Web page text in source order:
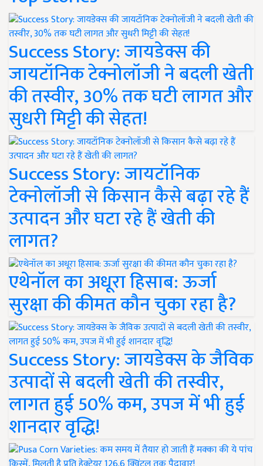
Success Story: जायडेक्स की
जायटॉनिक टेक्नोलॉजी ने बदली खेती
की तस्वीर, 30% तक घटी लागत और
सुधरी मिट्टी की सेहत!
Success Story: जायटॉनिक
टेक्नोलॉजी से किसान कैसे बढ़ा रहे हैं
उत्पादन और घटा रहे हैं खेती की
लागत?
एथेनॉल का अधूरा हिसाब: ऊर्जा
सुरक्षा की कीमत कौन चुका रहा है?
Success Story: जायडेक्स के जैविक
उत्पादों से बदली खेती की तस्वीर,
लागत हुई 50% कम, उपज में भी हुई
शानदार वृद्धि!